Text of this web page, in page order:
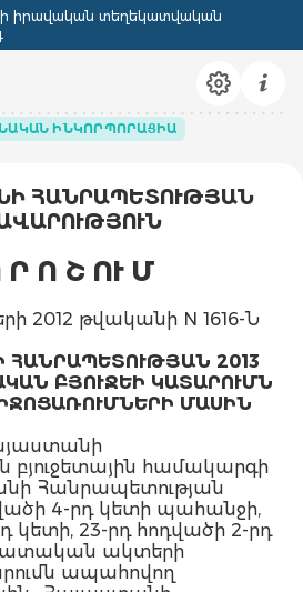
իրավական տեղեկատվական
ԻՆԿՈՐՊՈՐԱՑԻԱ
ՀԱՆՐԱՊԵՏՈՒԹՅԱՆ
Ր Ո Շ ՈՒ Մ
2012 թվականի N 1616-Ն
ՀԱՆՐԱՊԵՏՈՒԹՅԱՆ 2013
ԲՅՈՒՋԵԻ ԿԱՏԱՐՈՒՄՆ
ՄԱՍԻՆ
բյուջետային համակարգի
Հանրապետության
4-րդ կետի պահանջի,
կետի, 23-րդ հոդվածի 2-րդ
ակտերի
ապահովող